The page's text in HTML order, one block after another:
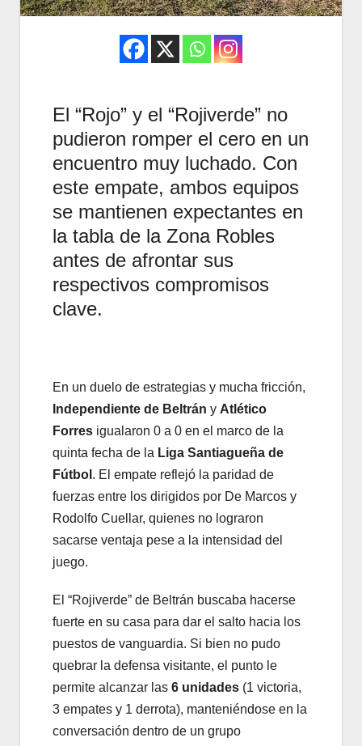
El “Rojo” y el “Rojiverde” no
pudieron romper el cero en un
encuentro muy luchado. Con
este empate, ambos equipos
se mantienen expectantes en
la tabla de la Zona Robles
antes de afrontar sus
respectivos compromisos
clave.
En un duelo de estrategias y mucha fricción,
Independiente de Beltrán y Atlético
Forres igualaron 0 a 0 en el marco de la
quinta fecha de la Liga Santiagueña de
Fútbol . El empate reflejó la paridad de
fuerzas entre los dirigidos por De Marcos y
Rodolfo Cuellar, quienes no lograron
sacarse ventaja pese a la intensidad del
juego.
El “Rojiverde” de Beltrán buscaba hacerse
fuerte en su casa para dar el salto hacia los
puestos de vanguardia. Si bien no pudo
quebrar la defensa visitante, el punto le
permite alcanzar las 6 unidades (1 victoria,
3 empates y 1 derrota), manteniéndose en la
conversación dentro de un grupo